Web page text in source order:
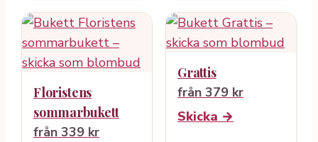
Floristens
sommarbukett
från 339 kr
Grattis
från 379 kr
Skicka →